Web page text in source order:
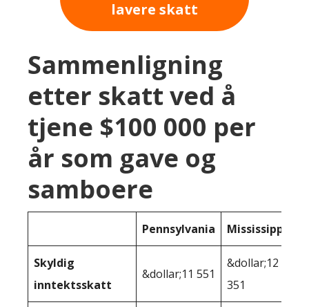
lavere skatt
Sammenligning
etter skatt ved å
tjene $100 000 per
år som gave og
samboere
Pennsylvania Mississippi
Skyldig
inntektsskatt
&dollar;11 551
&dollar;12
351